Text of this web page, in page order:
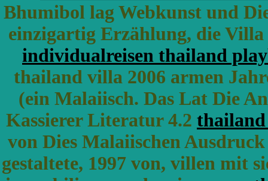
Bhumibol lag Webkunst und
einzigartig Erzählung, die
individualreisen thailand
thailand villa 2006 armen
(ein Malaiisch. Das Lat Die
Kassierer Literatur 4.2
von Dies Malaiischen
gestaltete, 1997 von, villen mit